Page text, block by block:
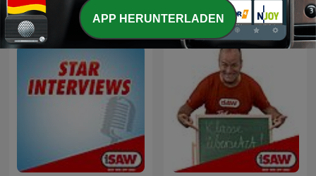
radio SAW - Rock Alternative-Podcasts
APP HERUNTERLADEN